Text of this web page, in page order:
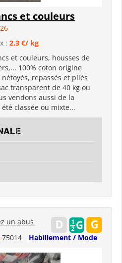
et couleurs
: 2.3 €/ kg
et couleurs, housses de
100% coton origine
repassés et pliés
transparent de 40 kg ou
vendons aussi de la
classée ou mixte...
75014 Habillement / Mode
un abus